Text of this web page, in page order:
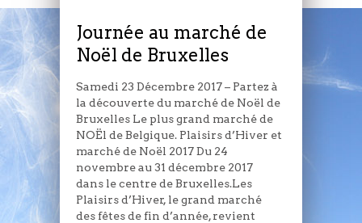
Noël
de
Bruxelles
Journée au marché de
Noël de Bruxelles
Samedi 23 Décembre 2017 – Partez à
la découverte du marché de Noël de
Bruxelles Le plus grand marché de
NOËl de Belgique. Plaisirs d’Hiver et
marché de Noël 2017 Du 24
novembre au 31 décembre 2017
dans le centre de Bruxelles.Les
Plaisirs d’Hiver, le grand marché
des fêtes de fin d’année, revient